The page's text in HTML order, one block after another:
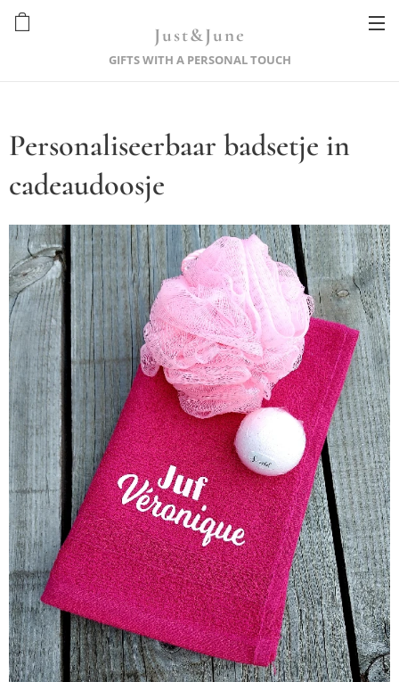
Just&June
GIFTS WITH A PERSONAL TOUCH
Personaliseerbaar badsetje in
cadeaudoosje